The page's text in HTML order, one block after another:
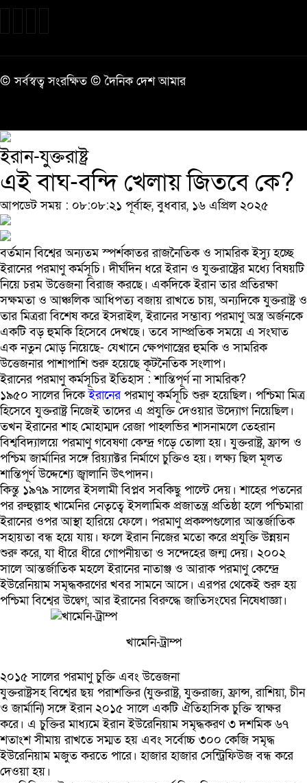
© সর্বস্বত্ব সংরক্ষিত © দৈনিক দেশ আমার
ইরান-যুক্তরাষ্ট্র
এই বাঘ-বন্দি খেলায় জিতবে কে?
আপডেট সময় : ০৮:০৮:২১ পূর্বাহ্ন, বুধবার, ১৬ এপ্রিল ২০২৫
বর্তমান বিশ্বের অন্যতম স্পর্শকাতর রাজনৈতিক ও সামরিক ইস্যু হচ্ছে
ইরানের পরমাণু কর্মসূচি। দীর্ঘদিন ধরে ইরান ও যুক্তরাষ্ট্রের মধ্যে বিষয়টি
নিয়ে চরম উত্তেজনা বিরাজ করছে। একদিকে ইরান তার প্রতিরক্ষা
সক্ষমতা ও আঞ্চলিক আধিপত্য বজায় রাখতে চায়, অন্যদিকে যুক্তরাষ্ট্র ও
তার মিত্ররা বিশেষ করে ইসরাইল, ইরানের সম্ভাব্য পরমাণু অস্ত্র অর্জনকে
একটি বড় হুমকি হিসেবে দেখছে। তবে সাম্প্রতিক সময়ে এ সংঘাত
এক নতুন মোড় নিয়েছে- যেখানে ক্ষেপণাস্ত্রের হুমকি ও সামরিক
উত্তেজনার পাশাপাশি শুরু হয়েছে কূটনৈতিক সংলাপ।
ইরানের পরমাণু কর্মসূচির ইতিহাস : শান্তিপূর্ণ না সামরিক?
১৯৫০ সালের দিকেইরানেরপরমাণু কর্মসূচি শুরু হয়েছিল। পশ্চিমা মিত্র
হিসেবে যুক্তরাষ্ট্র নিজেই তাদের এ প্রযুক্তি দেওয়ার উদ্যোগ নিয়েছিল।
তখন ইরানের শাহ মোহাম্মদ রেজা পাহলভির শাসনামলে তেহরান
বিশ্ববিদ্যালয়ে পরমাণু গবেষণা কেন্দ্র গড়ে তোলা হয়। যুক্তরাষ্ট্র, ফ্রান্স ও
পশ্চিম জার্মানির সঙ্গে রিয়্যাক্টর নির্মাণে চুক্তিও হয়। লক্ষ্য ছিল মূলত
শান্তিপূর্ণ উদ্দেশ্যে জ্বালানি উৎপাদন।
কিন্তু ১৯৭৯ সালের ইসলামী বিপ্লব সবকিছু পাল্টে দেয়। শাহের পতনের
পর রুহুল্লাহ খামেনির নেতৃত্বে ইসলামিক প্রজাতন্ত্র প্রতিষ্ঠা হলে পশ্চিমারা
ইরানের ওপর আস্থা হারিয়ে ফেলে। পরমাণু প্রকল্পগুলোর আন্তর্জাতিক
সহায়তা বন্ধ হয়ে যায়। ফলে ইরান নিজের মতো করে প্রযুক্তি উন্নয়ন
শুরু করে, যা ধীরে ধীরে গোপনীয়তা ও সন্দেহের জন্ম দেয়। ২০০২
সালে আন্তর্জাতিক মহলে ইরানের নাতাঞ্জ ও আরাক পরমাণু কেন্দ্রে
ইউরেনিয়াম সমৃদ্ধকরণের খবর সামনে আসে। এরপর থেকেই শুরু হয়
পশ্চিমা বিশ্বের উদ্বেগ, আর ইরানের বিরুদ্ধে জাতিসংঘের নিষেধাজ্ঞা।
খামেনি-ট্রাম্প
২০১৫ সালের পরমাণু চুক্তি এবং উত্তেজনা
যুক্তরাষ্ট্রসহ বিশ্বের ছয় পরাশক্তির (যুক্তরাষ্ট্র, যুক্তরাজ্য, ফ্রান্স, রাশিয়া, চীন
ও জার্মানি) সঙ্গে ইরান ২০১৫ সালে একটি ঐতিহাসিক চুক্তি স্বাক্ষর
করে। এ চুক্তির মাধ্যমে ইরান ইউরেনিয়াম সমৃদ্ধকরণ ৩ দশমিক ৬৭
শতাংশ সীমায় রাখতে সম্মত হয় এবং সর্বোচ্চ ৩০০ কেজি সমৃদ্ধ
ইউরেনিয়াম মজুত করতে পারে। হাজার হাজার সেন্ট্রিফিউজ বন্ধ করে
দেওয়া হয়।